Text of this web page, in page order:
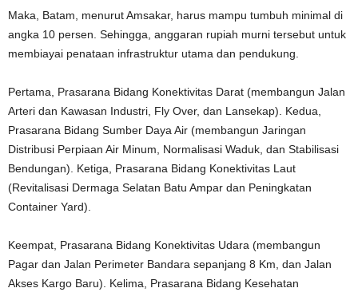
Maka, Batam, menurut Amsakar, harus mampu tumbuh minimal di
angka 10 persen. Sehingga, anggaran rupiah murni tersebut untuk
membiayai penataan infrastruktur utama dan pendukung.
Pertama, Prasarana Bidang Konektivitas Darat (membangun Jalan
Arteri dan Kawasan Industri, Fly Over, dan Lansekap). Kedua,
Prasarana Bidang Sumber Daya Air (membangun Jaringan
Distribusi Perpiaan Air Minum, Normalisasi Waduk, dan Stabilisasi
Bendungan). Ketiga, Prasarana Bidang Konektivitas Laut
(Revitalisasi Dermaga Selatan Batu Ampar dan Peningkatan
Container Yard).
Keempat, Prasarana Bidang Konektivitas Udara (membangun
Pagar dan Jalan Perimeter Bandara sepanjang 8 Km, dan Jalan
Akses Kargo Baru). Kelima, Prasarana Bidang Kesehatan